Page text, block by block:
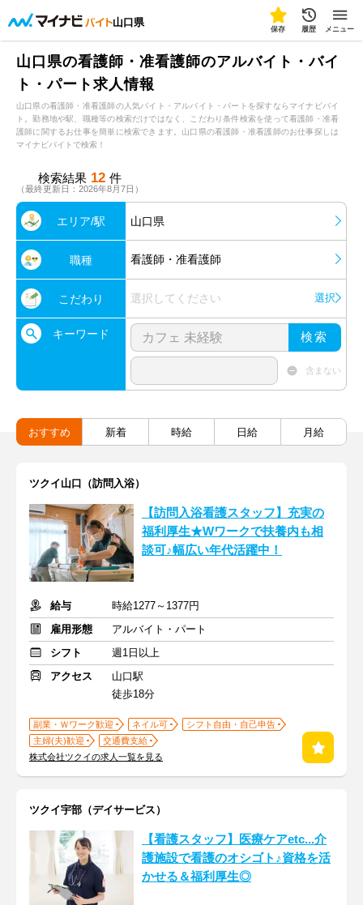
山口県
保存 履歴 メニュー
山口県の看護師・准看護師のアルバイト・バイ
ト・パート求人情報
山口県の看護師・准看護師の人気バイト・アルバイト・パートを探すならマイナビバイ
ト。勤務地や駅、職種等の検索だけではなく、こだわり条件検索を使って看護師・准看
護師に関するお仕事を簡単に検索できます。山口県の看護師・准看護師のお仕事探しは
マイナビバイトで検索！
検索結果 12 件
（最終更新日：2026年8月7日）
エリア/駅 山口県
職種 看護師・准看護師
こだわり 選択してください 選択
キーワード 検索
含まない
おすすめ 新着 時給 日給 月給
ツクイ山口（訪問入浴）
【訪問入浴看護スタッフ】充実の
福利厚生★Wワークで扶養内も相
談可♪幅広い年代活躍中！
給与
時給1277～1377円
雇用形態
アルバイト・パート
シフト
週1日以上
アクセス
山口駅
徒歩18分
副業・Ｗワーク歓迎 ネイル可
シフト自由・自己申告
主婦(夫)歓迎
交通費支給
株式会社ツクイの求人一覧を見る
ツクイ宇部（デイサービス）
【看護スタッフ】医療ケアetc...介
護施設で看護のオシゴト♪資格を活
かせる＆福利厚生◎